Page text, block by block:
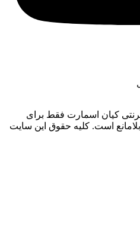
کیان اسمارت فقط برای
است. کليه حقوق اين سايت